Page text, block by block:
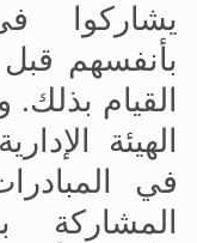
يشاركوا
بأنفسهم
القيام
الهيئة
في